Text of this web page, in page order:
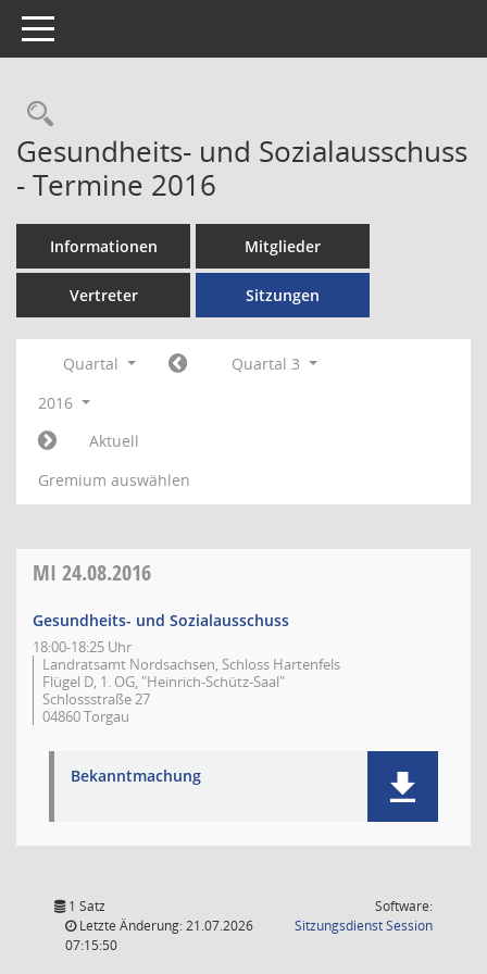
Toggle navigation
Rechercheauswahl
Gesundheits- und Sozialausschuss
- Termine 2016
Informationen Mitglieder
Vertreter Sitzungen
Quartal
Quartal 3
2016
Aktuell
Gremium auswählen
MI 24.08.2016
Gesundheits- und Sozialausschuss
18:00-18:25 Uhr
Landratsamt Nordsachsen, Schloss Hartenfels
Flügel D, 1. OG, "Heinrich-Schütz-Saal"
Schlossstraße 27
04860 Torgau
Bekanntmachung
1 Satz
Letzte Änderung: 21.07.2026
07:15:50
Software:
SitzungsdienstSession(Wird in